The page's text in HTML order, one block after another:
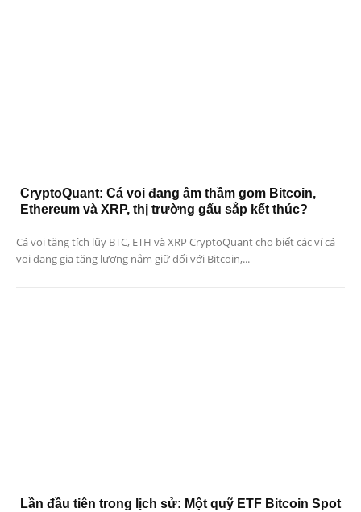
CryptoQuant: Cá voi đang âm thầm gom Bitcoin,
Ethereum và XRP, thị trường gấu sắp kết thúc?
Cá voi tăng tích lũy BTC, ETH và XRP CryptoQuant cho biết các ví cá
voi đang gia tăng lượng nắm giữ đối với Bitcoin,...
Lần đầu tiên trong lịch sử: Một quỹ ETF Bitcoin Spot